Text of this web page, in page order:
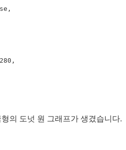
의 도넛 원 그래프가 생겼습니다.